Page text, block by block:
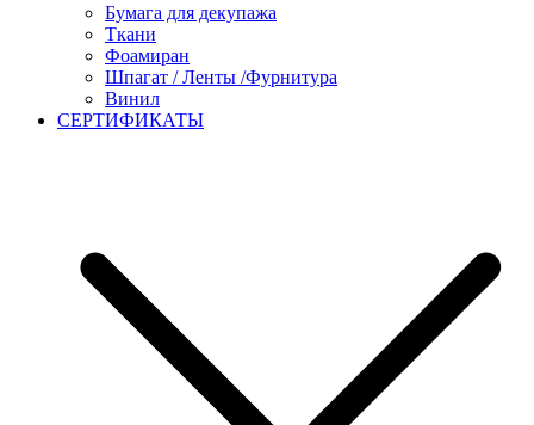
Бумага для декупажа
Ткани
Фоамиран
Шпагат / Ленты /Фурнитура
Винил
СЕРТИФИКАТЫ